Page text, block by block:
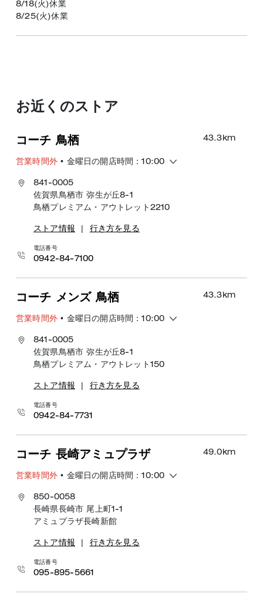
8/18(火)休業
8/25(火)休業
お近くのストア
43.3km
コーチ 鳥栖
営業時間外 • 金曜日の開店時間：10:00
841-0005
佐賀県鳥栖市 弥生が丘8-1
鳥栖プレミアム・アウトレット2210
ストア情報 行き方を見る
電話番号
0942-84-7100
43.3km
コーチ メンズ 鳥栖
営業時間外 • 金曜日の開店時間：10:00
841-0005
佐賀県鳥栖市 弥生が丘8-1
鳥栖プレミアム・アウトレット150
ストア情報 行き方を見る
電話番号
0942-84-7731
49.0km
コーチ 長崎アミュプラザ
営業時間外 • 金曜日の開店時間：10:00
850-0058
長崎県長崎市 尾上町1-1
アミュプラザ長崎新館
ストア情報 行き方を見る
電話番号
095-895-5661